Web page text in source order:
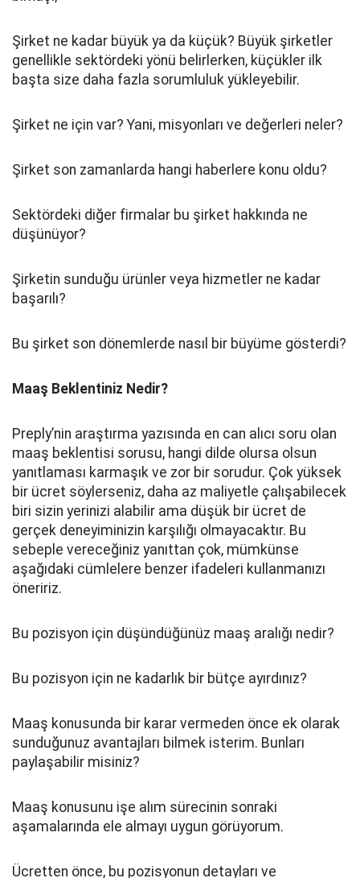
Şirket ne kadar büyük ya da küçük? Büyük şirketler
genellikle sektördeki yönü belirlerken, küçükler ilk
başta size daha fazla sorumluluk yükleyebilir.
Şirket ne için var? Yani, misyonları ve değerleri neler?
Şirket son zamanlarda hangi haberlere konu oldu?
Sektördeki diğer firmalar bu şirket hakkında ne
düşünüyor?
Şirketin sunduğu ürünler veya hizmetler ne kadar
başarılı?
Bu şirket son dönemlerde nasıl bir büyüme gösterdi?
Maaş Beklentiniz Nedir?
Preply’nin araştırma yazısında en can alıcı soru olan
maaş beklentisi sorusu, hangi dilde olursa olsun
yanıtlaması karmaşık ve zor bir sorudur. Çok yüksek
bir ücret söylerseniz, daha az maliyetle çalışabilecek
biri sizin yerinizi alabilir ama düşük bir ücret de
gerçek deneyiminizin karşılığı olmayacaktır. Bu
sebeple vereceğiniz yanıttan çok, mümkünse
aşağıdaki cümlelere benzer ifadeleri kullanmanızı
öneririz.
Bu pozisyon için düşündüğünüz maaş aralığı nedir?
Bu pozisyon için ne kadarlık bir bütçe ayırdınız?
Maaş konusunda bir karar vermeden önce ek olarak
sunduğunuz avantajları bilmek isterim. Bunları
paylaşabilir misiniz?
Maaş konusunu işe alım sürecinin sonraki
aşamalarında ele almayı uygun görüyorum.
Ücretten önce, bu pozisyonun detayları ve